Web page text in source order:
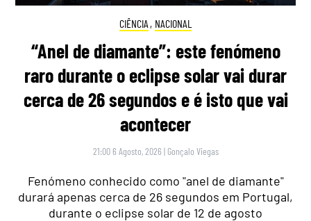
CIÊNCIA , NACIONAL
“Anel de diamante”: este fenómeno
raro durante o eclipse solar vai durar
cerca de 26 segundos e é isto que vai
acontecer
21:00 6 Agosto, 2026 | Gonçalo Viegas
Fenómeno conhecido como "anel de diamante"
durará apenas cerca de 26 segundos em Portugal,
durante o eclipse solar de 12 de agosto